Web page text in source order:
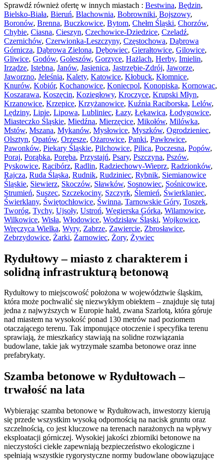
Sprawdź również ofertę w innych miastach : Bestwina, Będzin,
Bielsko-Biała, Bieruń, Blachownia, Bobrowniki, Bojszowy,
Boronów, Brenna, Buczkowice, Bytom, Chełm Śląski, Chorzów,
Chybie, Ciasna, Cieszyn, Czechowice-Dziedzice, Czeladź,
Czernichów, Czerwionka-Leszczyny, Częstochowa, Dąbrowa
Górnicza, Dąbrowa Zielona, Dębowiec, Gierałtowice, Gilowice,
Gliwice, Godów, Goleszów, Gorzyce, Hażlach, Herby, Imielin,
Irządze, Istebna, Janów, Jasienica, Jastrzębie-Zdrój, Jaworze,
Jaworzno, Jeleśnia, Kalety, Katowice, Kłobuck, Kłomnice,
Knurów, Kobiór, Kochanowice, Koniecpol, Konopiska, Kornowac,
Koszarawa, Koszęcin, Koziegłowy, Kroczyce, Krupski Młyn,
Krzanowice, Krzepice, Krzyżanowice, Kuźnia Raciborska, Lelów,
Lędziny, Lipie, Lipowa, Lubliniec, Łazy, Łękawica, Łodygowice,
Miasteczko Śląskie, Miedźna, Mierzęcice, Mikołów, Milówka,
Mstów, Mszana, Mykanów, Mysłowice, Myszków, Ogrodzieniec,
Olsztyn, Opatów, Orzesze, Ożarowice, Panki, Pawłowice,
Pawonków, Piekary Śląskie, Pilchowice, Pilica, Poczesna, Popów,
Poraj, Porąbka, Poręba, Przystajń, Psary, Pszczyna, Pszów,
Pyskowice, Racibórz, Radlin, Radziechowy-Wieprz, Radzionków,
Rajcza, Ruda Śląska, Rudnik, Rudziniec, Rybnik, Siemianowice
Śląskie, Siewierz, Skoczów, Sławków, Sosnowiec, Sośnicowice,
Strumień, Suszec, Szczekociny, Szczyrk, Ślemień, Świerklaniec,
Świerklany, Świętochłowice, Świnna, Tarnowskie Góry, Toszek,
Tworóg, Tychy, Ujsoły, Ustroń, Węgierska Górka, Wilamowice,
Wilkowice, Wisła, Włodowice, Wodzisław Śląski, Wojkowice,
Wręczyca Wielka, Wyry, Zabrze, Zawiercie, Zbrosławice,
Zebrzydowice, Żarki, Żarnowiec, Żory, Żywiec
Rydułtowy – miasto z charakterem i
solidną infrastrukturą betonową
Rydułtowy to miejscowość położona w województwie śląskim,
która może pochwalić się niezwykłym obiektem – znajduje się tutaj
jedna z najwyższych w Europie hałd, zwana Szarlotą, która góruje
nad miastem na wysokość ponad 130 metrów nad poziomem
otaczającego terenu. Tak imponujące otoczenie i specyfika terenu
sprawiają, że mieszkańcy stawiają na solidne rozwiązania
budowlane, takie jak wytrzymałe szamba betonowe oraz inne
prefabrykaty.
Szamba betonowe w Rydułtowach –
trwałość na lata
Wybierając szamba betonowe w Rydułtowach, inwestorzy kierują
się przede wszystkim wysoką odpornością na nacisk gruntu oraz
szczelnością, co jest kluczowe na terenach narażonych na wpływy
eksploatacji górniczej. Wysokiej jakości zbiorniki betonowe na
nieczystości ciekłe zapewniają bezpieczeństwo ekologiczne i
spełniają wszystkie rygorystyczne normy budowlane obowiązujące